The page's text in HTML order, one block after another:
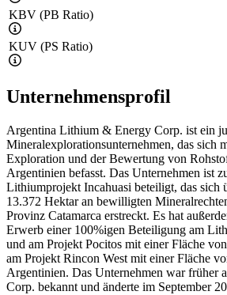
KBV (PB Ratio)
KUV (PS Ratio)
Unternehmensprofil
Argentina Lithium & Energy Corp. ist ein
Mineralexplorationsunternehmen, das sich
Exploration und der Bewertung von
Argentinien befasst. Das Unternehmen ist
Lithiumprojekt Incahuasi beteiligt, das sich
13.372 Hektar an bewilligten
Provinz Catamarca erstreckt. Es hat
Erwerb einer 100%igen Beteiligung am
und am Projekt Pocitos mit einer Fläche
am Projekt Rincon West mit einer Fläche
Argentinien. Das Unternehmen war früher
Corp. bekannt und änderte im September